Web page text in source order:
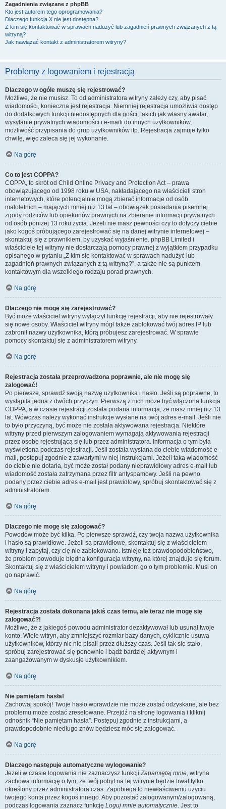
Zagadnienia związane z phpBB
Kto jest autorem tego oprogramowania?
Dlaczego funkcja X nie jest dostępna?
Z kim się kontaktować w sprawach nadużyć lub zagadnień prawnych związanych z tą
witryną?
Jak nawiązać kontakt z administratorem witryny?
Problemy z logowaniem i rejestracją
Dlaczego w ogóle muszę się rejestrować?
Możliwe, że nie musisz. To od administratora witryny zależy czy, aby pisać
wiadomości, konieczna jest rejestracja. Niemniej rejestracja umożliwia dostęp
do dodatkowych funkcji niedostępnych dla gości, takich jak własny awatar,
wysyłanie prywatnych wiadomości i e-maili do innych użytkowników,
możliwość przypisania do grup użytkowników itp. Rejestracja zajmuje tylko
chwilę, więc zaleca się jej wykonanie.
Na górę
Co to jest COPPA?
COPPA, to skrót od Child Online Privacy and Protection Act – prawa
obowiązującego od 1998 roku w USA, nakładającego na właścicieli stron
internetowych, które potencjalnie mogą zbierać informacje od osób
małoletnich – mających mniej niż 13 lat – obowiązek posiadania pisemnej
zgody rodziców lub opiekunów prawnych na zbieranie informacji prywatnych
od osób poniżej 13 roku życia. Jeżeli nie masz pewności czy to dotyczy ciebie
jako kogoś próbującego zarejestrować się na danej witrynie internetowej –
skontaktuj się z prawnikiem, by uzyskać wyjaśnienie. phpBB Limited i
właściciele tej witryny nie dostarczają pomocy prawnej z wyjątkiem przypadku
opisanego w pytaniu „Z kim się kontaktować w sprawach nadużyć lub
zagadnień prawnych związanych z tą witryną?”, a także nie są punktem
kontaktowym dla wszelkiego rodzaju porad prawnych.
Na górę
Dlaczego nie mogę się zarejestrować?
Być może właściciel witryny wyłączył funkcję rejestracji, aby nie rejestrowały
się nowe osoby. Właściciel witryny mógł także zablokować twój adres IP lub
zabronił nazwy użytkownika, którą próbujesz zarejestrować. W sprawie
pomocy skontaktuj się z administratorem witryny.
Na górę
Rejestracja została przeprowadzona poprawnie, ale nie mogę się
zalogować!
Po pierwsze, sprawdź swoją nazwę użytkownika i hasło. Jeśli są poprawne, to
wystąpiła jedna z dwóch przyczyn. Pierwszą z nich może być włączona funkcja
COPPA, a w czasie rejestracji została podana informacja, że masz mniej niż 13
lat. Wówczas należy wykonać instrukcje wysłane na twój adres e-mail. Jeśli nie
to było przyczyną, być może nie została aktywowana rejestracja. Niektóre
witryny przed pierwszym zalogowaniem wymagają aktywowania rejestracji
przez osobę rejestrującą się lub przez administratora. Informacja o tym była
wyświetlona podczas rejestracji. Jeśli została wysłana do ciebie wiadomość e-
mail, postępuj zgodnie z zawartymi w niej instrukcjami. Jeżeli taka wiadomość
do ciebie nie dotarła, być może został podany nieprawidłowy adres e-mail lub
wiadomość została zatrzymana przez filtr antyspamowy. Jeśli na pewno
podany przez ciebie adres e-mail jest prawidłowy, spróbuj skontaktować się z
administratorem.
Na górę
Dlaczego nie mogę się zalogować?
Powodów może być kilka. Po pierwsze sprawdź, czy twoja nazwa użytkownika
i hasło są prawidłowe. Jeżeli są prawidłowe, skontaktuj się z właścicielem
witryny i zapytaj, czy cię nie zablokowano. Istnieje też prawdopodobieństwo,
że problem powoduje błędna konfiguracja witryny, na której znajduje się forum.
Skontaktuj się z właścicielem witryny i powiadom go o tym problemie. Musi on
go naprawić.
Na górę
Rejestracja została dokonana jakiś czas temu, ale teraz nie mogę się
zalogować?!
Możliwe, że z jakiegoś powodu administrator dezaktywował lub usunął twoje
konto. Wiele witryn, aby zmniejszyć rozmiar bazy danych, cyklicznie usuwa
użytkowników, którzy nic nie pisali przez dłuższy czas. Jeśli tak się stało,
spróbuj zarejestrować się ponownie i bądź bardziej aktywnym i
zaangażowanym w dyskusje użytkownikiem.
Na górę
Nie pamiętam hasła!
Zachowaj spokój! Twoje hasło wprawdzie nie może zostać odzyskane, ale bez
problemu może zostać zresetowane. Przejdź na stronę logowania i kliknij
odnośnik “Nie pamiętam hasła”. Postępuj zgodnie z instrukcjami, a
prawdopodobnie niedługo znów będziesz móc się zalogować.
Na górę
Dlaczego następuje automatyczne wylogowanie?
Jeżeli w czasie logowania nie zaznaczysz funkcjiZapamiętaj mnie, witryna
zachowa informację o tym, że twój pobyt na tej witrynie będzie trwał tylko
określony przez administratora czas. Zapobiega to niewłaściwemu użyciu
twojego konta przez kogoś innego. Aby pozostać zalogowanym/zalogowaną,
podczas logowania zaznacz funkcję Loguj mnie automatycznie. Jest to